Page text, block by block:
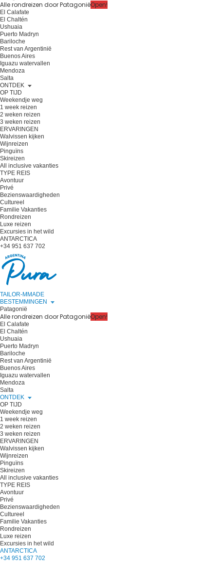
Alle rondreizen door PatagoniëOpen!
El Calafate
El Chaltén
Ushuaia
Puerto Madryn
Bariloche
Rest van Argentinië
Buenos Aires
Iguazu watervallen
Mendoza
Salta
ONTDEK
OP TIJD
Weekendje weg
1 week reizen
2 weken reizen
3 weken reizen
ERVARINGEN
Walvissen kijken
Wijnreizen
Pinguïns
Skireizen
All inclusive vakanties
TYPE REIS
Avontuur
Privé
Bezienswaardigheden
Cultureel
Familie Vakanties
Rondreizen
Luxe reizen
Excursies in het wild
ANTARCTICA
+34 951 637 702
TAILOR-MMADE
BESTEMMINGEN
Patagonië
Alle rondreizen door PatagoniëOpen!
El Calafate
El Chaltén
Ushuaia
Puerto Madryn
Bariloche
Rest van Argentinië
Buenos Aires
Iguazu watervallen
Mendoza
Salta
ONTDEK
OP TIJD
Weekendje weg
1 week reizen
2 weken reizen
3 weken reizen
ERVARINGEN
Walvissen kijken
Wijnreizen
Pinguïns
Skireizen
All inclusive vakanties
TYPE REIS
Avontuur
Privé
Bezienswaardigheden
Cultureel
Familie Vakanties
Rondreizen
Luxe reizen
Excursies in het wild
ANTARCTICA
+34 951 637 702